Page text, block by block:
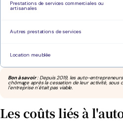
Prestations de services commerciales ou
artisanales
Autres prestations de services
Location meublée
Bon à savoir: Depuis 2019, les auto-
chômage après la cessation de leur activité,
l'entreprise n'était pas viable.
Les coûts liés à